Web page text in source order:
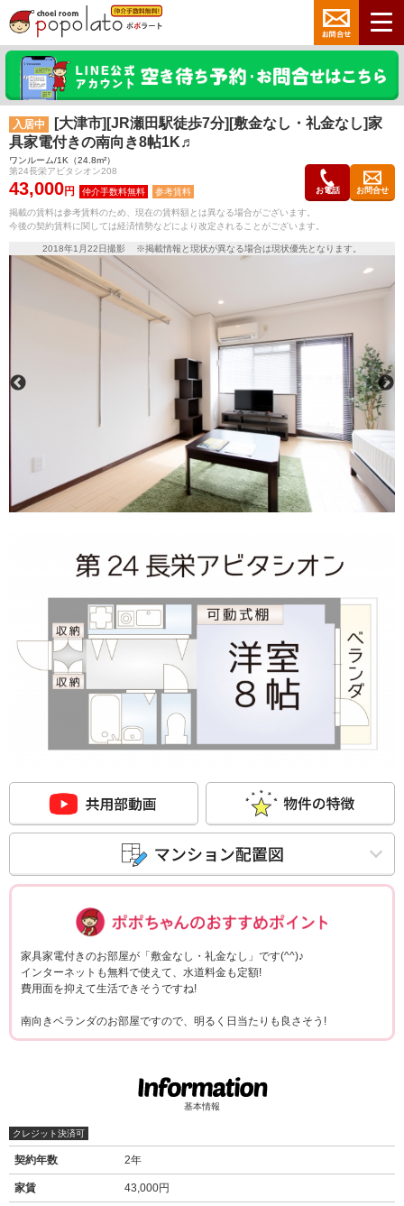
入居中
[大津市][JR瀬田駅徒歩7分][敷金なし・礼金なし]家
具家電付きの南向き8帖1K♬
ワンルーム/1K（24.8m²）
第24長栄アビタシオン208
43,000円 参考賃料 お電話 お問合せ
掲載の賃料は参考賃料のため、現在の賃料額とは異なる場合がございます。
今後の契約賃料に関しては経済情勢などにより改定されることがございます。
2018年1月22日撮影 ※掲載情報と現状が異なる場合は現状優先となります。
家具家電付きのお部屋が「敷金なし・礼金なし」です(^^)♪
インターネットも無料で使えて、水道料金も定額!
費用面を抑えて生活できそうですね!
南向きベランダのお部屋ですので、明るく日当たりも良さそう!
基本情報
クレジット決済可
契約年数 2年
家賃 43,000円